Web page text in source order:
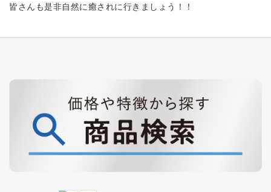
皆さんも是非自然に癒されに行きましょう！！